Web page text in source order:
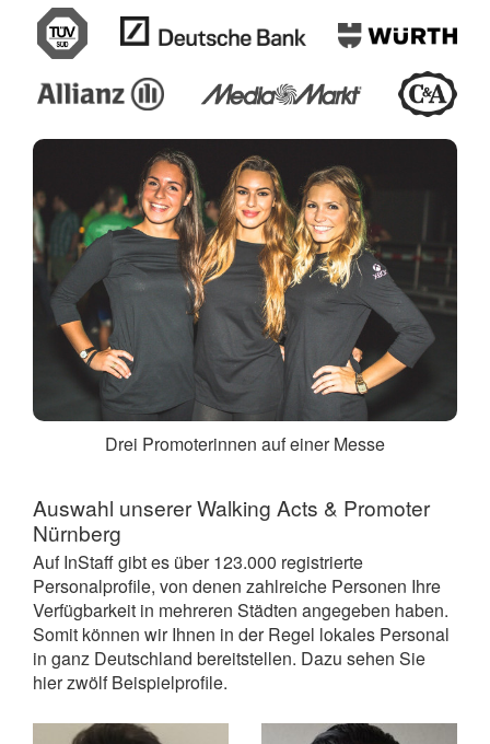
Drei Promoterinnen auf einer Messe
Auswahl unserer Walking Acts & Promoter
Nürnberg
Auf InStaff gibt es über 123.000 registrierte
Personalprofile, von denen zahlreiche Personen Ihre
Verfügbarkeit in mehreren Städten angegeben haben.
Somit können wir Ihnen in der Regel lokales Personal
in ganz Deutschland bereitstellen. Dazu sehen Sie
hier zwölf Beispielprofile.